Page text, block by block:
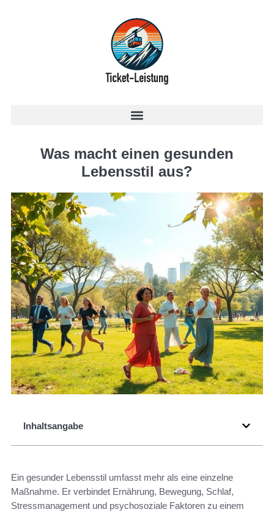
Was macht einen gesunden
Lebensstil aus?
Inhaltsangabe
Ein gesunder Lebensstil umfasst mehr als eine einzelne
Maßnahme. Er verbindet Ernährung, Bewegung, Schlaf,
Stressmanagement und psychosoziale Faktoren zu einem